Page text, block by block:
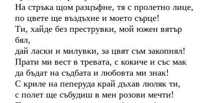
На стръка щом разцъфне, тя с пролетно лице,
по цвете ще въздъхне и моето сърце!
Ти, хайде без преструвки, мой южен вятър
бял,
дай ласки и милувки, за цвят съм закопнял!
Прати ми вест в тревата, с кокиче и със мак
да бъдат на съдбата и любовта ми знак!
С криле на пеперуда край дъхав люляк ти,
с полет ще събудиш в мен розови мечти!